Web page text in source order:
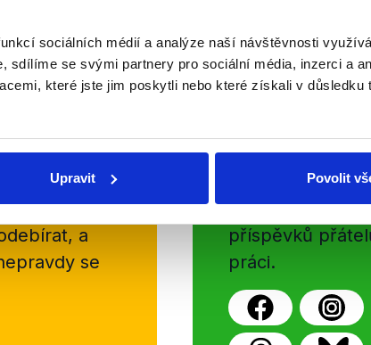
sociálních médií a analýze naší návštěvnosti
sdílíme se svými partnery pro sociální média, inzerci a
které jste jim poskytli nebo které získali v důsledku
Upravit Povolit
shrnutí
a
se
Sociální
Nenechte si
z Demagog.cz.
příspěvků
práci.